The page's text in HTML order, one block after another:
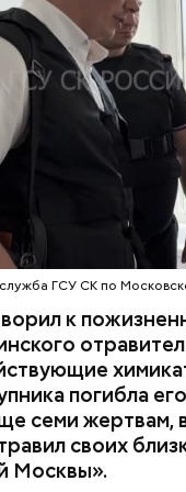
ГСУ СК по
к
погибла
семи жертвам,
своих
Москвы».
квартиры